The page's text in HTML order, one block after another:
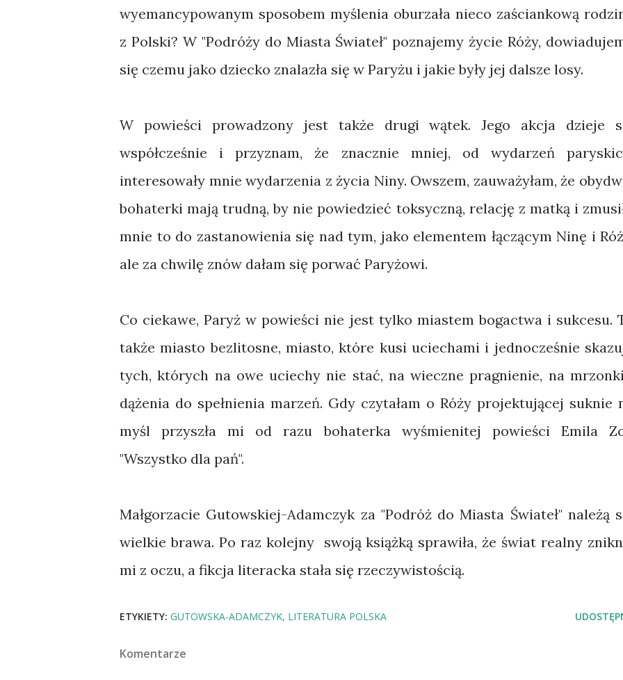
wyemancypowanym sposobem myślenia oburzała nieco zaściankową
z Polski? W "Podróży do Miasta Świateł" poznajemy życie Róży,
się czemu jako dziecko znalazła się w Paryżu i jakie były jej dalsze losy.
W powieści prowadzony jest także drugi wątek. Jego akcja dzieje
współcześnie i przyznam, że znacznie mniej, od wydarzeń
interesowały mnie wydarzenia z życia Niny. Owszem, zauważyłam, że
bohaterki mają trudną, by nie powiedzieć toksyczną, relację z matką i
mnie to do zastanowienia się nad tym, jako elementem łączącym Ninę i
ale za chwilę znów dałam się porwać Paryżowi.
Co ciekawe, Paryż w powieści nie jest tylko miastem bogactwa i sukcesu.
także miasto bezlitosne, miasto, które kusi uciechami i jednocześnie
tych, których na owe uciechy nie stać, na wieczne pragnienie, na
dążenia do spełnienia marzeń. Gdy czytałam o Róży projektującej suknie
myśl przyszła mi od razu bohaterka wyśmienitej powieści Emila
"Wszystko dla pań".
Małgorzacie Gutowskiej-Adamczyk za "Podróż do Miasta Świateł" należą
wielkie brawa. Po raz kolejny swoją książką sprawiła, że świat realny
mi z oczu, a fikcja literacka stała się rzeczywistością.
ETYKIETY: GUTOWSKA-ADAMCZYK LITERATURA POLSKA
Komentarze